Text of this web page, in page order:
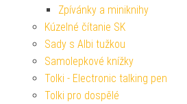
Zpívánky a miniknihy
Kúzelné čítanie SK
Sady s Albi tužkou
Samolepkové knížky
Tolki - Electronic talking pen
Tolki pro dospělé